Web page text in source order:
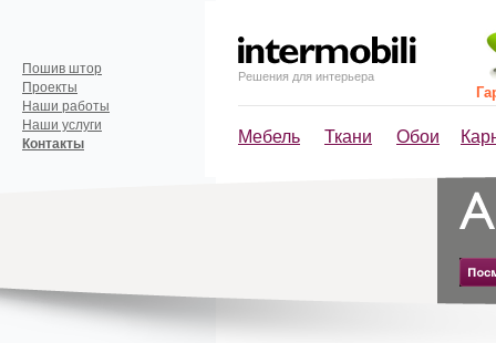
Решения для интерьера
Мебель Ткани Обои
Пошив штор
Проекты
Наши работы
Наши услуги
Контакты